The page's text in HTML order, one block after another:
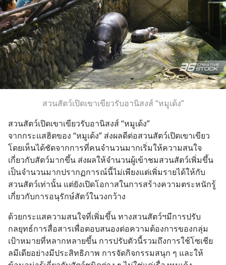
สวนสัตว์เปิดเขาเขียวรับอานิสงส์ “หมูเด้ง”
สวนสัตว์เปิดเขาเขียวรับอานิสงส์ “หมูเด้ง”
จากกระแสฮิตของ “หมูเด้ง” ส่งผลดีต่อสวนสัตว์เปิดเขาเขียว
โดยเห็นได้ชัดจากการที่คนจำนวนมากเริ่มให้ความสนใจ
เกี่ยวกับสัตว์มากขึ้น ส่งผลให้จำนวนผู้เข้าชมสวนสัตว์เพิ่มขึ้น
เป็นจำนวนมากปรากฏการณ์นี้ไม่เพียงแต่เพิ่มรายได้ให้กับ
สวนสัตว์เท่านั้น แต่ยังเปิดโอกาสในการสร้างความตระหนักรู้
เกี่ยวกับการอนุรักษ์สัตว์ในวงกว้าง
ด้วยกระแสความสนใจที่เพิ่มขึ้น ทางสวนสัตว์ฯมีการปรับ
กลยุทธ์การสื่อสารเพื่อตอบสนองต่อความต้องการของกลุ่ม
เป้าหมายที่หลากหลายขึ้น การปรับตัวนี้รวมถึงการใช้โซเชีย
ลมีเดียอย่างมีประสิทธิภาพ การจัดกิจกรรมสนุก ๆ และให้